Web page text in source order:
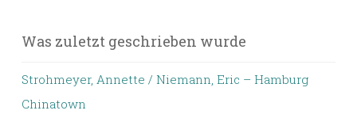
Was zuletzt geschrieben wurde
Strohmeyer, Annette / Niemann, Eric – Hamburg
Chinatown